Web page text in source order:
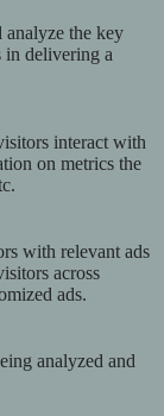
analyze the key
in delivering a
interact with
on metrics the
with relevant ads
across
ads.
analyzed and